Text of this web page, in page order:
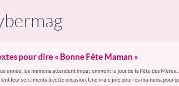
pour dire « Bonne Fête Maman »
année, les mamans attendent impatiemment le jour de la Fête des
leur sentiments à cette occasion. Une vraie joie pour les mamans, pour